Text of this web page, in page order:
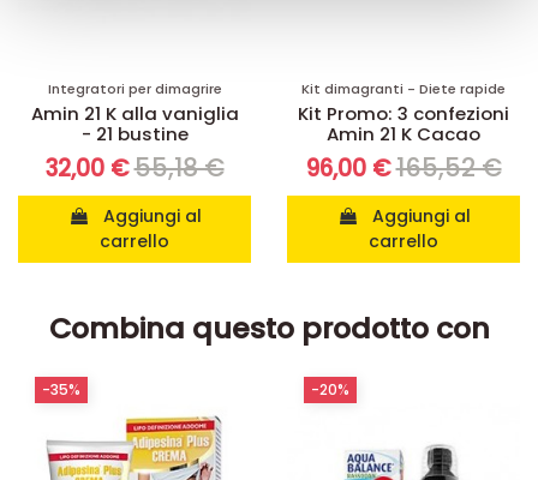
Integratori per dimagrire
Amin 21 K alla vaniglia
- 21 bustine
32,00 €55,18 €
carrello
Kit dimagranti - Diete rapide
Kit Promo: 3 confezioni
Amin 21 K Cacao
96,00 €165,52 €
carrello
Combina questo prodotto con
-20% -18%